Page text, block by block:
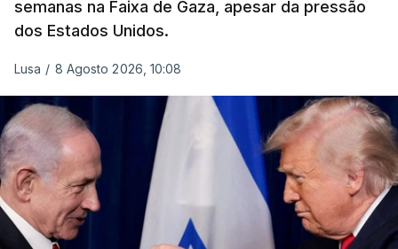
semanas na Faixa de Gaza, apesar da pressão
dos Estados Unidos.
Lusa / 8 Agosto 2026, 10:08